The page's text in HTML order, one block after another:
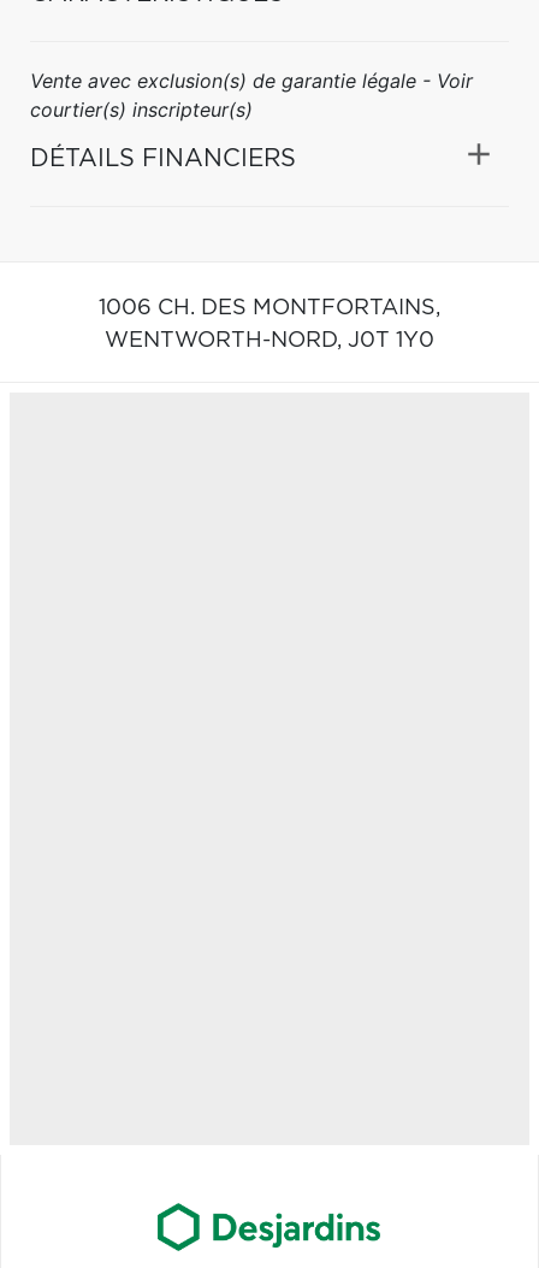
Vente avec exclusion(s) de garantie légale - Voir
courtier(s) inscripteur(s)
DÉTAILS FINANCIERS
1006 CH. DES MONTFORTAINS,
WENTWORTH-NORD, J0T 1Y0